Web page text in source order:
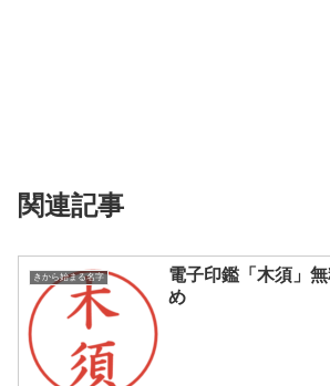
関連記事
きから始まる名字
電子印鑑「木須」
め